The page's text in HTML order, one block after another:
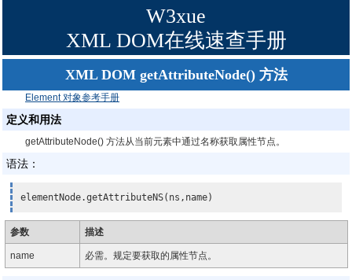
W3xue
XML DOM在线速查手册
XML DOM getAttributeNode() 方法
Element 对象参考手册
定义和用法
getAttributeNode() 方法从当前元素中通过名称获取属性节点。
语法：
elementNode.getAttributeNS(ns,name)
参数 描述
name 必需。规定要获取的属性节点。